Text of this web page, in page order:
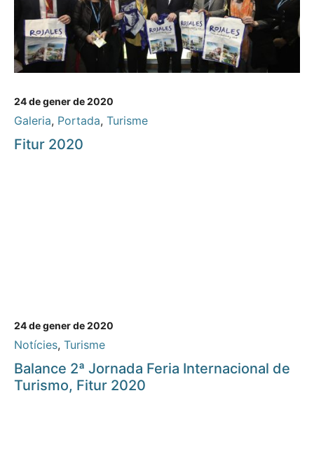
24 de gener de 2020
Galeria, Portada, Turisme
Fitur 2020
24 de gener de 2020
Notícies, Turisme
Balance 2ª Jornada Feria Internacional de
Turismo, Fitur 2020